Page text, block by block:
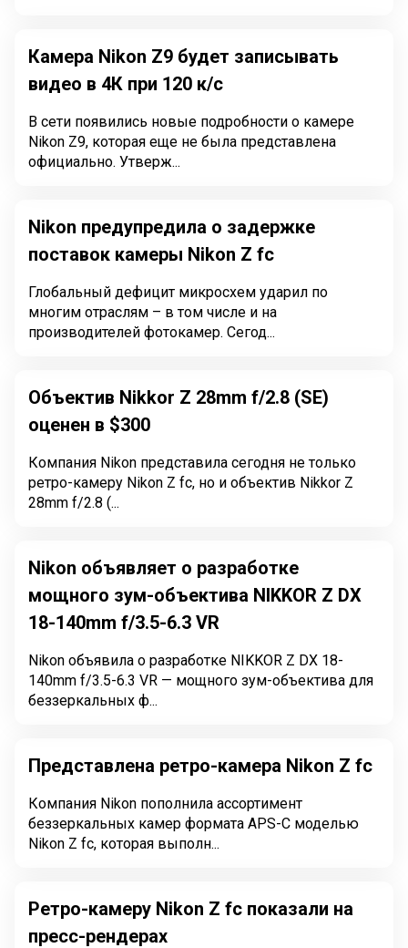
Камера Nikon Z9 будет записывать
видео в 4К при 120 к/с
В сети появились новые подробности о камере
Nikon Z9, которая еще не была представлена
официально. Утверж...
Nikon предупредила о задержке
поставок камеры Nikon Z fc
Глобальный дефицит микросхем ударил по
многим отраслям – в том числе и на
производителей фотокамер. Сегод...
Объектив Nikkor Z 28mm f/2.8 (SE)
оценен в $300
Компания Nikon представила сегодня не только
ретро-камеру Nikon Z fc, но и объектив Nikkor Z
28mm f/2.8 (...
Nikon объявляет о разработке
мощного зум-объектива NIKKOR Z DX
18-140mm f/3.5-6.3 VR
Nikon объявила о разработке NIKKOR Z DX 18-
140mm f/3.5-6.3 VR — мощного зум-объектива для
беззеркальных ф...
Представлена ретро-камера Nikon Z fc
Компания Nikon пополнила ассортимент
беззеркальных камер формата APS-C моделью
Nikon Z fc, которая выполн...
Ретро-камеру Nikon Z fc показали на
пресс-рендерах